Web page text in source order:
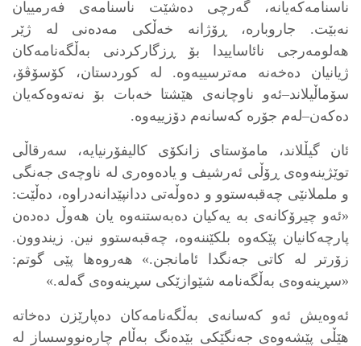
ناسنامەکەیانە، گەرچی دەشێت ناسنامەی فەرمییان
نەبێت. جاروبارە، ڕۆژانە خەڵکی مەدەنی لە ژێر
هەلومەرجی نائاساییدا بۆ ڕزگارکردنی بەڵگەنامەکان
ژیانیان دەخەنە مەترسییەوە. لە کوردستان، کۆسۆڤۆ،
سۆماڵیلاند–ئەو ناوچانەی هێشتا خەبات بۆ نەتەوەکەیان
دەکەن–لەم جۆرە کەسانەم دۆزییەوە.
ئان گیڵلاند، مامۆستای زانکۆی کالیفۆرنیایە، سەرقاڵی
توێژینەوەی ڕۆڵی ئەرشیف و یادەوەری لە ناوچەی جەنگی
و ململانێی چەقبەستوو و دەوڵەتی ددانپێدانەدراوە، دەڵێت:
«ئەو چیرۆکانەی بە یەکیان دەبەستنەوە یان هەوڵ دەدەن
پارچەکانیان پێکەوە بلکێننەوە، چەقبەستوو نین. زیندوون.
زۆرتر لە کاتی جەنگدا ئامانجن.» هەروەها پێی گوتم:
«سڕینەوەی بەڵگەنامە شێوازێکی سڕینەوەی گەلە.»
ئەوەیش ئەو کەسانەی بەڵگەنامەکان دەپارێزن دەخاتە
هێڵی پێشەوەی جەنگێکی بێدەنگ بەڵام چارەنووسساز لە